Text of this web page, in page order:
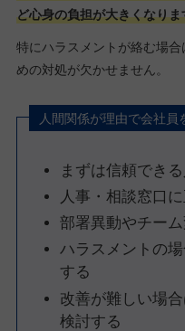
ど心身の負担が大きくなりま
特にハラスメントが絡む場
めの対処が欠かせません。
人間関係が理由で会社員
まずは信頼でき
人事・相談窓口
部署異動やチー
ハラスメントの
する
改善が難しい場
検討する